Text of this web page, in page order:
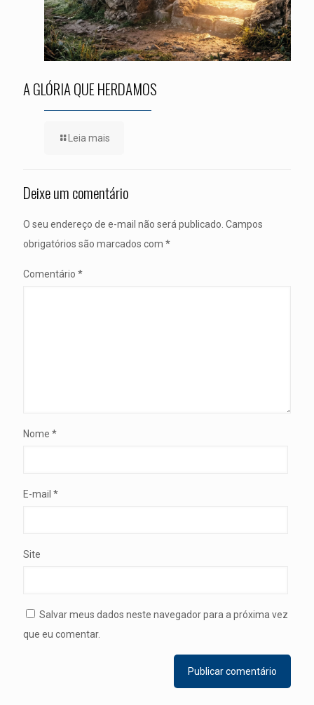
A GLÓRIA QUE HERDAMOS
Leia mais
Deixe um comentário
O seu endereço de e-mail não será publicado. Campos
obrigatórios são marcados com *
Comentário *
Nome *
E-mail *
Site
Salvar meus dados neste navegador para a próxima vez
que eu comentar.